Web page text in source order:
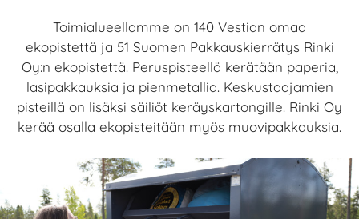
Toimialueellamme on 140 Vestian omaa
ekopistettä ja 51 Suomen Pakkauskierrätys Rinki
Oy:n ekopistettä. Peruspisteellä kerätään paperia,
lasipakkauksia ja pienmetallia. Keskustaajamien
pisteillä on lisäksi säiliöt keräyskartongille. Rinki Oy
kerää osalla ekopisteitään myös muovipakkauksia.